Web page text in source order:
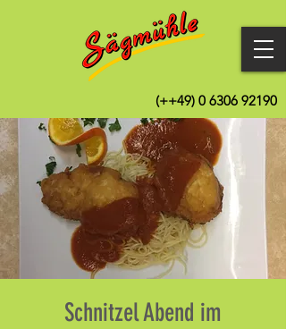
(++49) 0 6306 92190
Schnitzel Abend im